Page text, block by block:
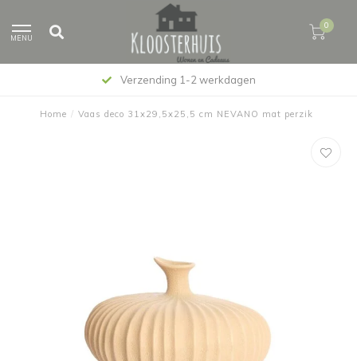
MENU
0
Verzending 1-2 werkdagen
Home / Vaas deco 31x29,5x25,5 cm NEVANO mat perzik